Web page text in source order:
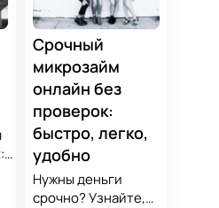
Срочный
микрозайм
онлайн без
проверок:
быстро, легко,
удобно
Нужны деньги
срочно? Узнайте,